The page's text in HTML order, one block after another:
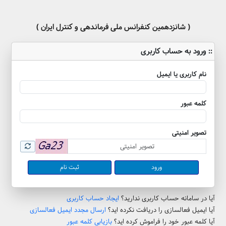
( شانزدهمین کنفرانس ملی فرماندهی و کنترل ایران )
:: ورود به حساب کاربری
نام کاربری یا ایمیل
کلمه عبور
تصویر امنیتی
ثبت نام
آیا در سامانه حساب کاربری ندارید؟ ایجاد حساب کاربری
آیا ایمیل فعالسازی را دریافت نکرده اید؟ ارسال مجدد ایمیل فعالسازی
آیا کلمه عبور خود را فراموش کرده اید؟ بازیابی کلمه عبور